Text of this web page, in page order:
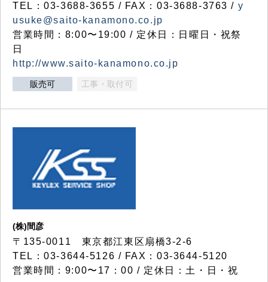
TEL：03-3688-3655 / FAX：03-3688-3763 / y
usuke@saito-kanamono.co.jp
営業時間：8:00〜19:00 / 定休日：日曜日・祝祭
日
http://www.saito-kanamono.co.jp
販売可 工事・取付可
(株)間彦
〒135-0011 東京都江東区扇橋3-2-6
TEL：03-3644-5126 / FAX：03-3644-5120
営業時間：9:00〜17：00 / 定休日：土・日・祝